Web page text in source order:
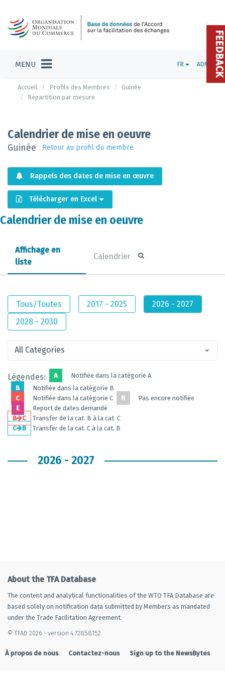
MENU FR ADMIN
Accueil Profils des Membres
Guinée
Répartition par mesure
Calendrier de mise en oeuvre
Guinée Retour au profil du membre
Rappels des dates de mise en œuvre
Télécharger en Excel
Calendrier de mise en oeuvre
Affichage en
liste
Calendrier
Tous/Toutes 2017 - 2025
2026 - 2027
2028 - 2030
All Categories
Légendes: A
Notifiée dans la catégorie A
B
Notifiée dans la catégorie B
C
Notifiée dans la catégorie C N
Pas encore notifiée
E
Report de dates demandé
B
C
Transfer de la cat. B à la cat. C
C
B Transfer de la cat. C à la cat. B
2026 - 2027
About the TFA Database
The content and analytical functionalities of the WTO TFA Database are
based solely on notification data submitted by Members as mandated
under the Trade Facilitation Agreement.
© TFAD 2026 - version 4.72858152
À propos de nous Contactez-nous Sign up to the NewsBytes
FEEDBACK